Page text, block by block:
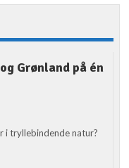
Grønland på én
i tryllebindende natur?